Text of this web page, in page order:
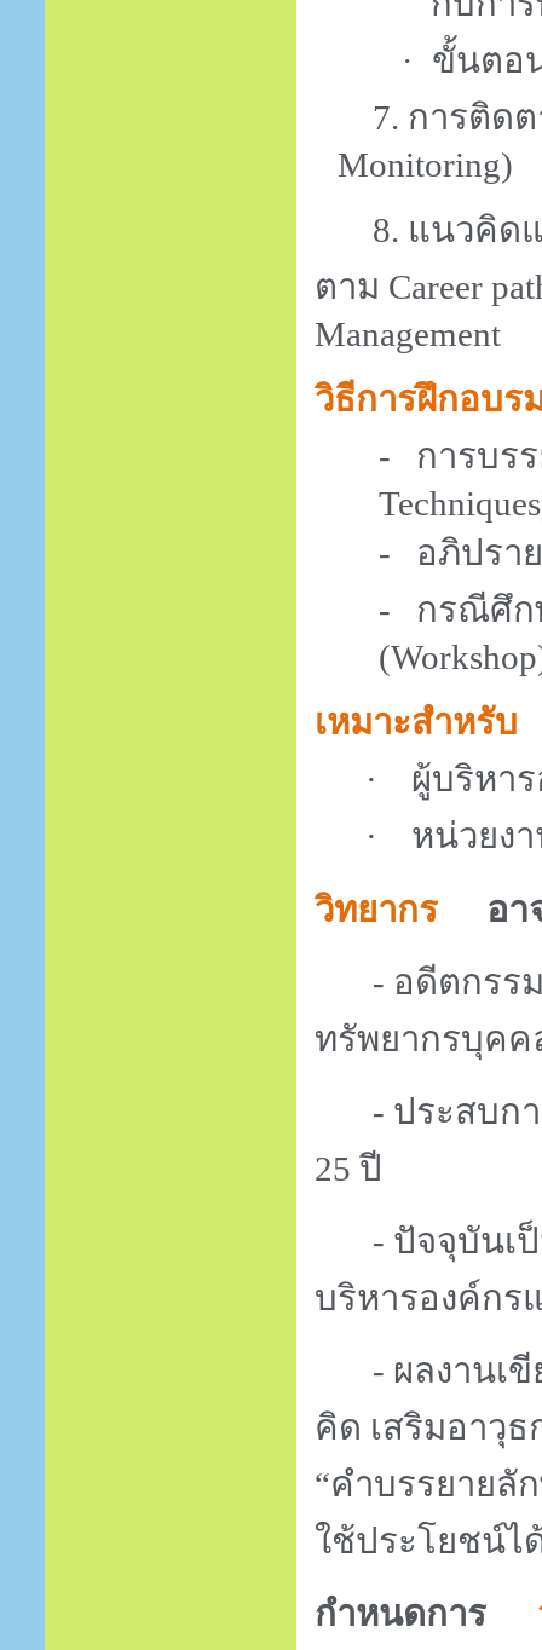
·
ขั้นตอ
7. การติด
Monitoring)
8. แนวคิด
ตาม Career
Management
วิธีการฝึกอบร
- การบรร
- อภิปรา
- กรณีศึก
(Workshop
เหมาะสำหรับ
·
ผู้บริหา
·
หน่วยง
วิทยากร
อ
- อดีตกรร
ทรัพยากรบุค
- ประสบก
25 ปี
- ปัจจุบันเ
บริหารองค์กร
- ผลงานเ
คิด เสริมอาวุ
“คำบรรยายลั
ใช้ประโยชน์ไ
กำหนดการ